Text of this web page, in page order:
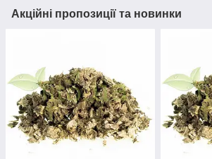
Акційні пропозиції та новинки